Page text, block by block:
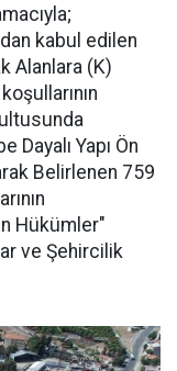
kabul edilen
Alanlara (K)
Dayalı Yapı Ön
Belirlenen 759
Hükümler"
ve Şehircilik